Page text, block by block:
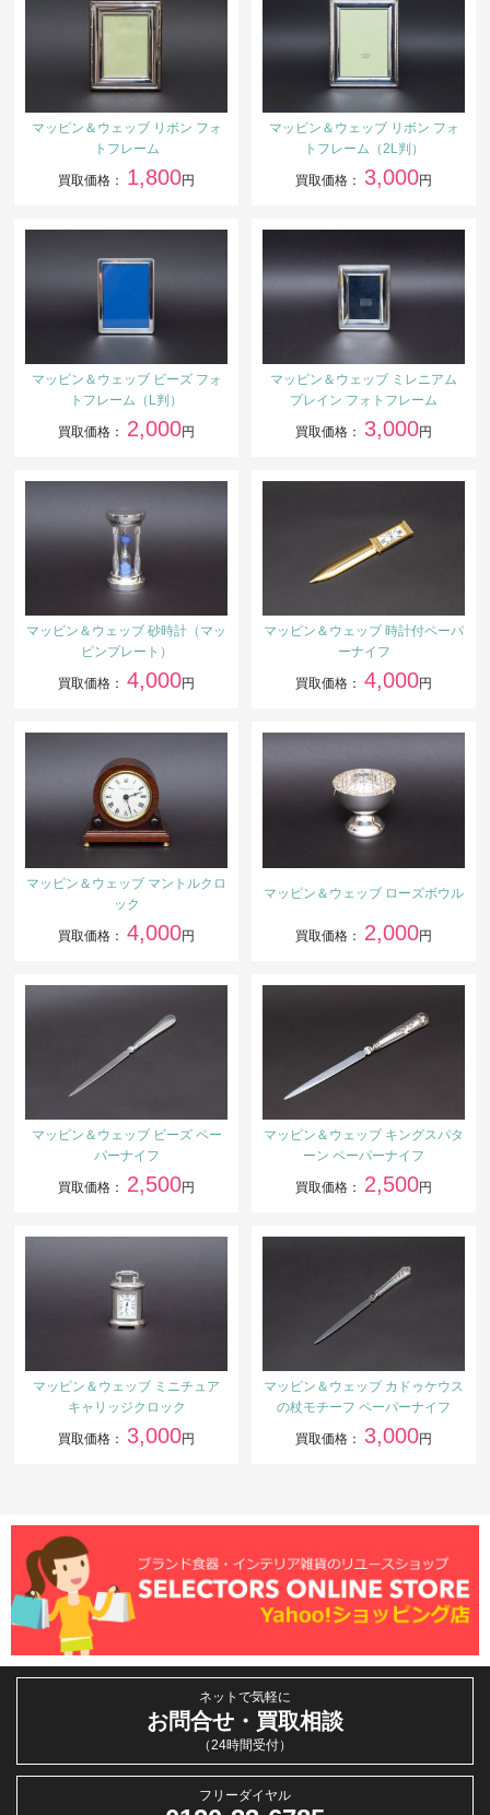
マッピン＆ウェッブ リボン フォ
トフレーム
買取価格： 1,800円
マッピン＆ウェッブ リボン フォ
トフレーム（2L判）
買取価格： 3,000円
マッピン＆ウェッブ ビーズ フォ
トフレーム（L判）
買取価格： 2,000円
マッピン＆ウェッブ ミレニアム
プレイン フォトフレーム
買取価格： 3,000円
マッピン＆ウェッブ 砂時計（マッ
ピンプレート）
買取価格： 4,000円
マッピン＆ウェッブ 時計付ペーパ
ーナイフ
買取価格： 4,000円
マッピン＆ウェッブ マントルクロ
ック
買取価格： 4,000円
マッピン＆ウェッブ ローズボウル
買取価格： 2,000円
マッピン＆ウェッブ ビーズ ペー
パーナイフ
買取価格： 2,500円
マッピン＆ウェッブ キングスパタ
ーン ペーパーナイフ
買取価格： 2,500円
マッピン＆ウェッブ ミニチュア
キャリッジクロック
買取価格： 3,000円
マッピン＆ウェッブ カドゥケウス
の杖モチーフ ペーパーナイフ
買取価格： 3,000円
ネットで気軽に
お問合せ・買取相談
（24時間受付）
フリーダイヤル